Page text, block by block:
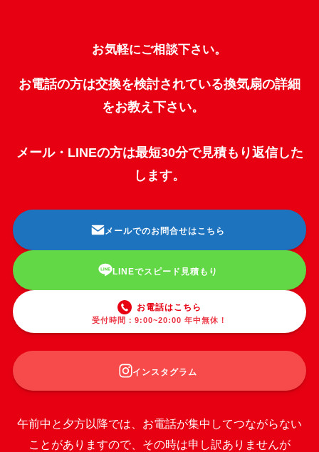
お気軽にご相談下さい。
お電話の方は交換を検討されている換気扇の詳細
をお教え下さい。
メール・LINEの方は最短30分で見積もり返信した
します。
メールでのお問合せはこちら
LINEでスピード見積もり
お電話はこちら
受付時間：9:00~20:00 年中無休！
インスタグラム
午前中と夕方以降では、お電話が集中してつながらない
ことがありますので、その時は申し訳ありませんが